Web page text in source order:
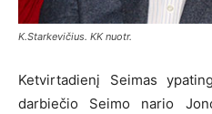
K.Starkevičius. KK nuotr.
Ketvirtadienį Seimas
darbiečio Seimo nario